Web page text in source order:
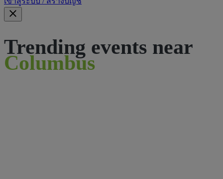
Trending events near
Columbus